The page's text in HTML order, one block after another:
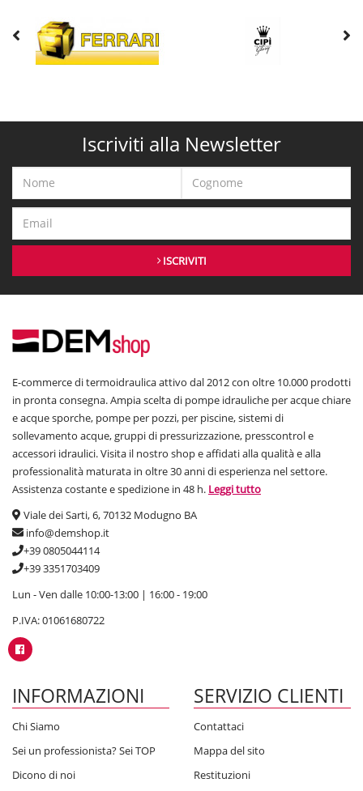
Iscriviti alla Newsletter
ISCRIVITI
E-commerce di termoidraulica attivo dal 2012 con oltre 10.000 prodotti
in pronta consegna. Ampia scelta di pompe idrauliche per acque chiare
e acque sporche, pompe per pozzi, per piscine, sistemi di
sollevamento acque, gruppi di pressurizzazione, presscontrol e
accessori idraulici. Visita il nostro shop e affidati alla qualità e alla
professionalità maturata in oltre 30 anni di esperienza nel settore.
Assistenza costante e spedizione in 48 h. Leggi tutto
Viale dei Sarti, 6, 70132 Modugno BA
info@demshop.it
+39 0805044114
+39 3351703409
Lun - Ven dalle 10:00-13:00 | 16:00 - 19:00
P.IVA: 01061680722
INFORMAZIONI
Chi Siamo
Sei un professionista? Sei TOP
Dicono di noi
SERVIZIO CLIENTI
Contattaci
Mappa del sito
Restituzioni